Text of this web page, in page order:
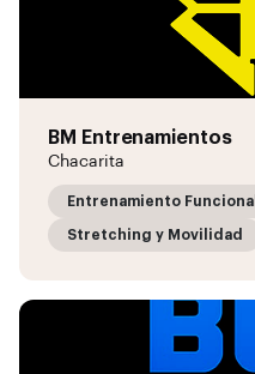
BM Entrenamientos
Chacarita
Entrenamiento Funcional
Stretching y Movilidad